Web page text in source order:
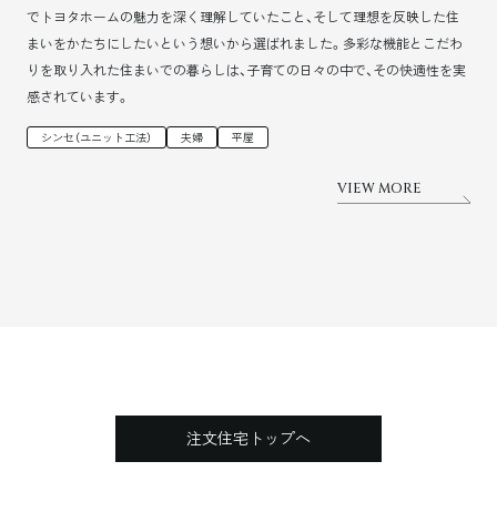
でトヨタホームの魅力を深く理解していたこと、そして理想を反映した住
まいをかたちにしたいという想いから選ばれました。多彩な機能とこだわ
りを取り入れた住まいでの暮らしは、子育ての日々の中で、その快適性を実
感されています。
シンセ（ユニット工法） 夫婦 平屋
VIEW MORE
注文住宅トップへ